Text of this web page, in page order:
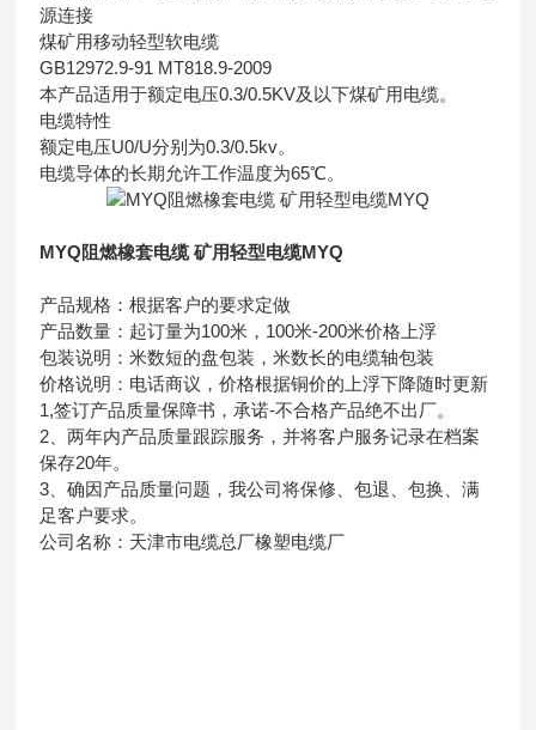
源连接
煤矿用移动轻型软电缆
GB12972.9-91 MT818.9-2009
本产品适用于额定电压0.3/0.5KV及以下煤矿用电缆。
电缆特性
额定电压U0/U分别为0.3/0.5kv。
电缆导体的长期允许工作温度为65℃。
MYQ阻燃橡套电缆 矿用轻型电缆MYQ
产品规格：根据客户的要求定做
产品数量：起订量为100米，100米-200米价格上浮
包装说明：米数短的盘包装，米数长的电缆轴包装
价格说明：电话商议，价格根据铜价的上浮下降随时更新
1,签订产品质量保障书，承诺-不合格产品绝不出厂。
2、两年内产品质量跟踪服务，并将客户服务记录在档案
保存20年。
3、确因产品质量问题，我公司将保修、包退、包换、满
足客户要求。
公司名称：天津市电缆总厂橡塑电缆厂